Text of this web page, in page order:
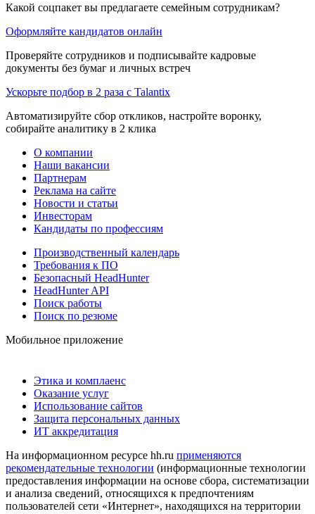
Какой соцпакет вы предлагаете семейным сотрудникам?
Оформляйте кандидатов онлайн
Проверяйте сотрудников и подписывайте кадровые
документы без бумаг и личных встреч
Ускорьте подбор в 2 раза с Talantix
Автоматизируйте сбор откликов, настройте воронку,
собирайте аналитику в 2 клика
О компании
Наши вакансии
Партнерам
Реклама на сайте
Новости и статьи
Инвесторам
Кандидаты по профессиям
Производственный календарь
Требования к ПО
Безопасный HeadHunter
HeadHunter API
Поиск работы
Поиск по резюме
Мобильное приложение
Этика и комплаенс
Оказание услуг
Использование сайтов
Защита персональных данных
ИТ аккредитация
На информационном ресурсе hh.ru применяются
рекомендательные технологии (информационные технологии
предоставления информации на основе сбора, систематизации
и анализа сведений, относящихся к предпочтениям
пользователей сети «Интернет», находящихся на территории